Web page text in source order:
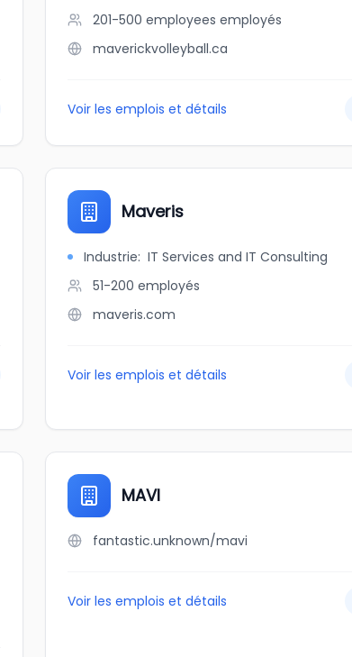
201-500 employees employés
maverickvolleyball.ca
Voir les emplois et détails
Maveris
Industrie: IT Services and IT Consulting
51-200 employés
maveris.com
Voir les emplois et détails
MAVI
fantastic.unknown/mavi
Voir les emplois et détails